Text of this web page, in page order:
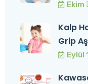
Ekim
Kalp
Grip
Eylül